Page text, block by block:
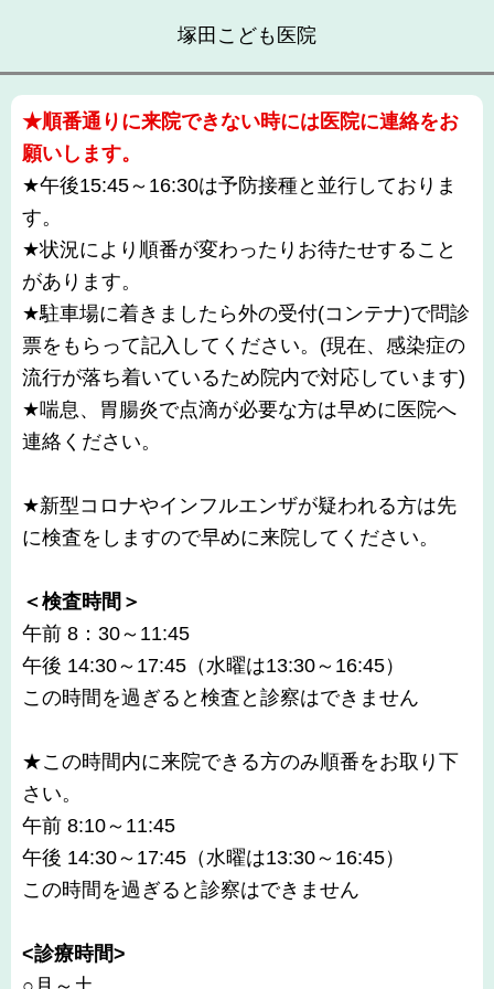
塚田こども医院
★順番通りに来院できない時には医院に連絡をお
願いします。
★午後15:45～16:30は予防接種と並行しておりま
す。
★状況により順番が変わったりお待たせすること
があります。
★駐車場に着きましたら外の受付(コンテナ)で問診
票をもらって記入してください。(現在、感染症の
流行が落ち着いているため院内で対応しています)
★喘息、胃腸炎で点滴が必要な方は早めに医院へ
連絡ください。
★新型コロナやインフルエンザが疑われる方は先
に検査をしますので早めに来院してください。
＜検査時間＞
午前 8：30～11:45
午後 14:30～17:45（水曜は13:30～16:45）
この時間を過ぎると検査と診察はできません
★この時間内に来院できる方のみ順番をお取り下
さい。
午前 8:10～11:45
午後 14:30～17:45（水曜は13:30～16:45）
この時間を過ぎると診察はできません
<診療時間>